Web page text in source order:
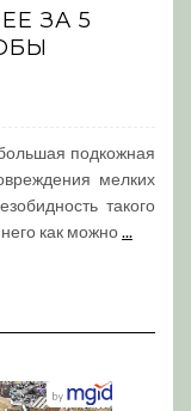
ЗА 5
подкожная
мелких
такого
как можно...